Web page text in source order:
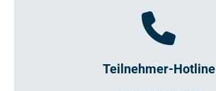
Teilnehmer-Hotline